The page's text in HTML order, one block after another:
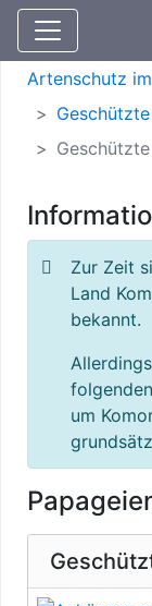
Artenschutz
Zur Zeit
Land
bekannt.
um